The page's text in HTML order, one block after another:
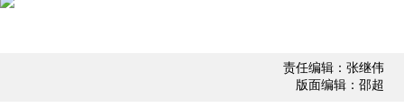
责任编辑：张继伟
版面编辑：邵超